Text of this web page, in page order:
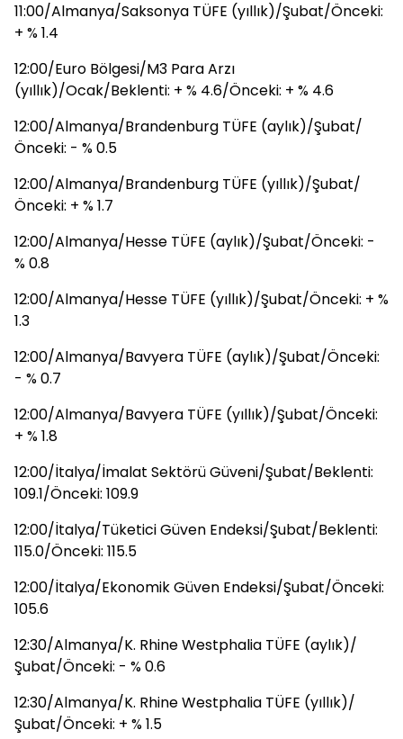
11:00/Almanya/Saksonya TÜFE (yıllık)/Şubat/Önceki:
+ % 1.4
12:00/Euro Bölgesi/M3 Para Arzı
(yıllık)/Ocak/Beklenti: + % 4.6/Önceki: + % 4.6
12:00/Almanya/Brandenburg TÜFE (aylık)/Şubat/
Önceki: - % 0.5
12:00/Almanya/Brandenburg TÜFE (yıllık)/Şubat/
Önceki: + % 1.7
12:00/Almanya/Hesse TÜFE (aylık)/Şubat/Önceki: -
% 0.8
12:00/Almanya/Hesse TÜFE (yıllık)/Şubat/Önceki: + %
1.3
12:00/Almanya/Bavyera TÜFE (aylık)/Şubat/Önceki:
- % 0.7
12:00/Almanya/Bavyera TÜFE (yıllık)/Şubat/Önceki:
+ % 1.8
12:00/İtalya/İmalat Sektörü Güveni/Şubat/Beklenti:
109.1/Önceki: 109.9
12:00/İtalya/Tüketici Güven Endeksi/Şubat/Beklenti:
115.0/Önceki: 115.5
12:00/İtalya/Ekonomik Güven Endeksi/Şubat/Önceki:
105.6
12:30/Almanya/K. Rhine Westphalia TÜFE (aylık)/
Şubat/Önceki: - % 0.6
12:30/Almanya/K. Rhine Westphalia TÜFE (yıllık)/
Şubat/Önceki: + % 1.5